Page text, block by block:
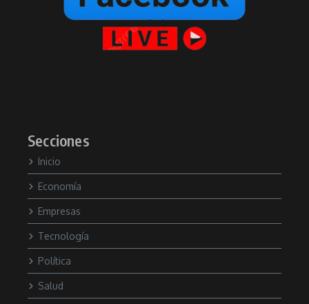
Secciones
Inicio
Economía
Empresas
Tecnología
Política
Salud